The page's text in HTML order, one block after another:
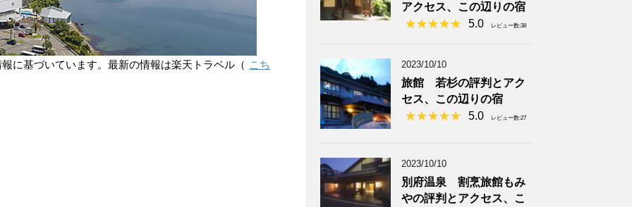
に基づいています。最新の情報は楽天トラベル（ こち
アクセス、この辺りの宿
5.0
レビュー数:38
2023/10/10
旅館 若杉の評判とアク
セス、この辺りの宿
5.0
レビュー数:27
2023/10/10
別府温泉 割烹旅館もみ
やの評判とアクセス、こ